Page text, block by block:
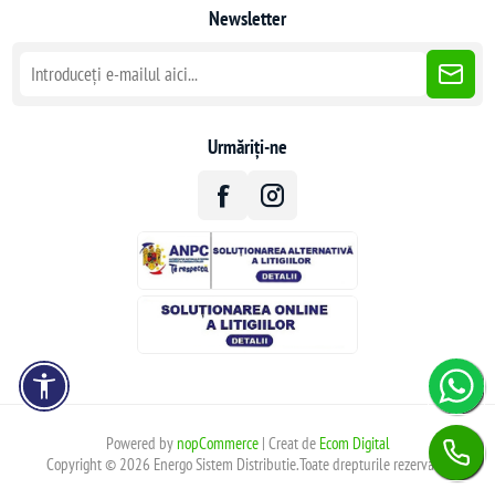
Newsletter
Urmăriți-ne
Powered bynopCommerce| Creat de Ecom Digital
Copyright © 2026 Energo Sistem Distributie.Toate drepturile rezervate.